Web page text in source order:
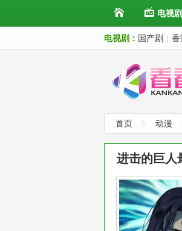
电视剧
电视剧： 国产剧 香
首页 动漫
进击的巨人